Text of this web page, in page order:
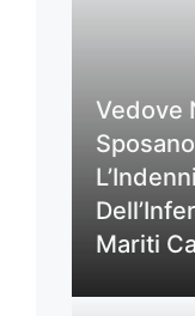
Vedove
Mariti